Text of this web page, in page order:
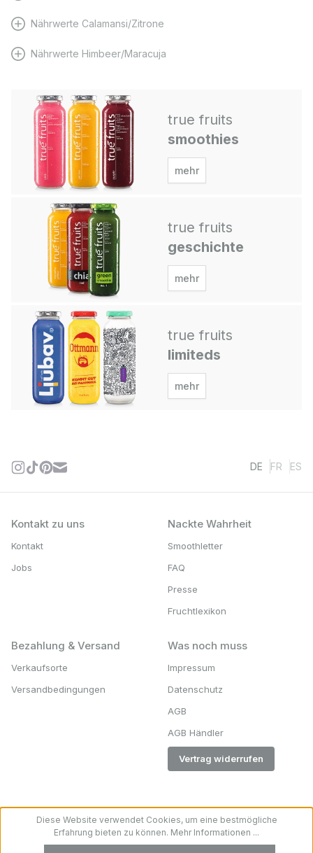
Nährwerte Calamansi/Zitrone
Nährwerte Himbeer/Maracuja
true fruits
smoothies
mehr
true fruits
geschichte
mehr
true fruits
limiteds
mehr
DE FR ES
Kontakt zu uns
Kontakt
Jobs
Nackte Wahrheit
Smoothletter
FAQ
Presse
Fruchtlexikon
Bezahlung & Versand
Verkaufsorte
Versandbedingungen
Was noch muss
Impressum
Datenschutz
AGB
AGB Händler
Vertrag widerrufen
Diese Website verwendet Cookies, um eine bestmögliche
Erfahrung bieten zu können. Mehr Informationen ...